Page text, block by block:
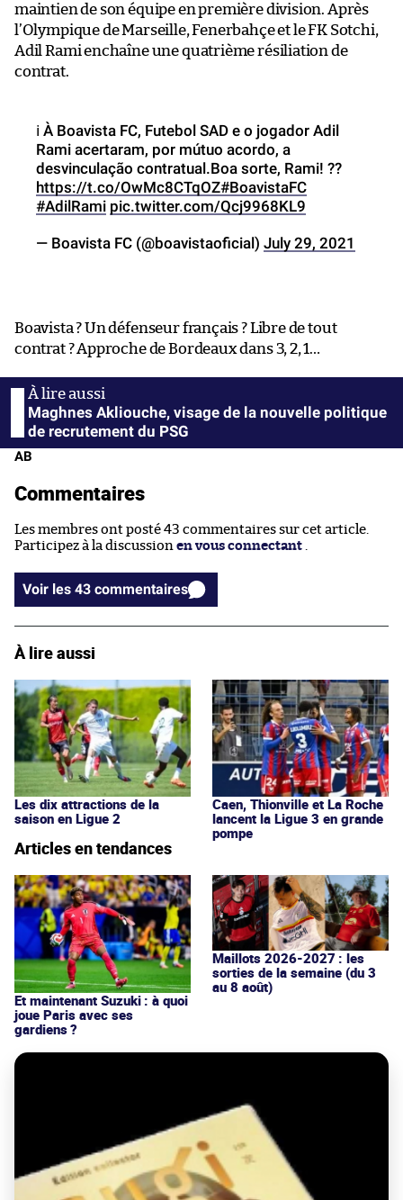
maintien de son équipe en première division. Après
l’Olympique de Marseille, Fenerbahçe et le FK Sotchi,
Adil Rami enchaîne une quatrième résiliation de
contrat.
ℹ️ À Boavista FC, Futebol SAD e o jogador Adil
Rami acertaram, por mútuo acordo, a
desvinculação contratual.Boa sorte, Rami! ??
https://t.co/OwMc8CTqOZ#BoavistaFC
#AdilRami pic.twitter.com/Qcj9968KL9
— Boavista FC (@boavistaoficial) July 29, 2021
Boavista ? Un défenseur français ? Libre de tout
contrat ? Approche de Bordeaux dans 3, 2, 1…
Maghnes Akliouche, visage de la nouvelle politique
de recrutement du PSG
AB
Commentaires
Les membres ont posté 43 commentaires sur cet article.
Participez à la discussion en vous connectant .
Voir les 43 commentaires
À lire aussi
Les dix attractions de la
saison en Ligue 2
Caen, Thionville et La Roche
lancent la Ligue 3 en grande
pompe
Articles en tendances
Et maintenant Suzuki : à quoi
joue Paris avec ses
gardiens ?
Maillots 2026-2027 : les
sorties de la semaine (du 3
au 8 août)